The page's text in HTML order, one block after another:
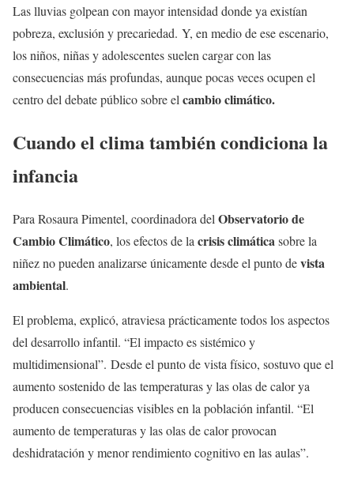
Las lluvias golpean con mayor intensidad donde ya existían
pobreza, exclusión y precariedad. Y, en medio de ese escenario,
los niños, niñas y adolescentes suelen cargar con las
consecuencias más profundas, aunque pocas veces ocupen el
centro del debate público sobre el cambio climático.
Cuando el clima también condiciona la
infancia
Para Rosaura Pimentel, coordinadora delObservatorio de
Cambio Climático, los efectos de lacrisis climáticasobre la
niñez no pueden analizarse únicamente desde el punto devista
ambiental.
El problema, explicó, atraviesa prácticamente todos los aspectos
del desarrollo infantil. “El impacto es sistémico y
multidimensional”. Desde el punto de vista físico, sostuvo que el
aumento sostenido de las temperaturas y las olas de calor ya
producen consecuencias visibles en la población infantil. “El
aumento de temperaturas y las olas de calor provocan
deshidratación y menor rendimiento cognitivo en las aulas”.